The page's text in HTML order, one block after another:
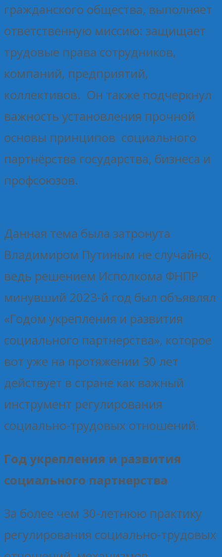
гражданского общества, выполняет
ответственную миссию: защищает
трудовые права сотрудников,
компаний, предприятий,
коллективов. Он также подчеркнул
важность установления прочной
основы принципов социального
партнёрства государства, бизнеса и
профсоюзов.
Данная тема была затронута
Владимиром Путиным не случайно,
ведь решением Исполкома ФНПР
минувший 2023-й год был объявлял
«Годом укрепления и развития
социального партнерства», которое
вот уже на протяжении 30 лет
действует в стране как важный
инструмент регулирования
социально-трудовых отношений.
Год укрепления и развития
социального партнерства
За более чем 30-летнюю практику
регулирования социально-трудовых